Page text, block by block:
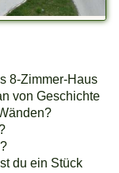
8-Zimmer-Haus
von Geschichte
du ein Stück